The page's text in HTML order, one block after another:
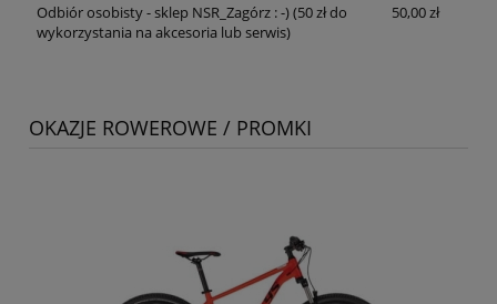
Odbiór osobisty - sklep NSR_Zagórz : -)(50 zł do
wykorzystania na akcesoria lub serwis)
50,00 zł
OKAZJE ROWEROWE / PROMKI